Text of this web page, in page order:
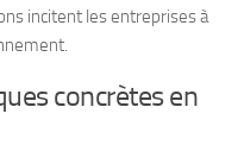
incitent les entreprises à
concrètes en